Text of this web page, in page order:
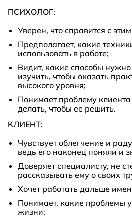
ПСИХОЛОГ:
Уверен, что справится с
Предполагает, какие
использовать в работе;
Видит, какие способы
изучить, чтобы оказать
высокого уровня;
Понимает проблему
делать, чтобы ее решить.
КЛИЕНТ:
Чувствует облегчение и
ведь его наконец поняли и
Доверяет специалисту, не
рассказывать ему о своих
Хочет работать дальше
Понимает, какие проблемы
жизни;